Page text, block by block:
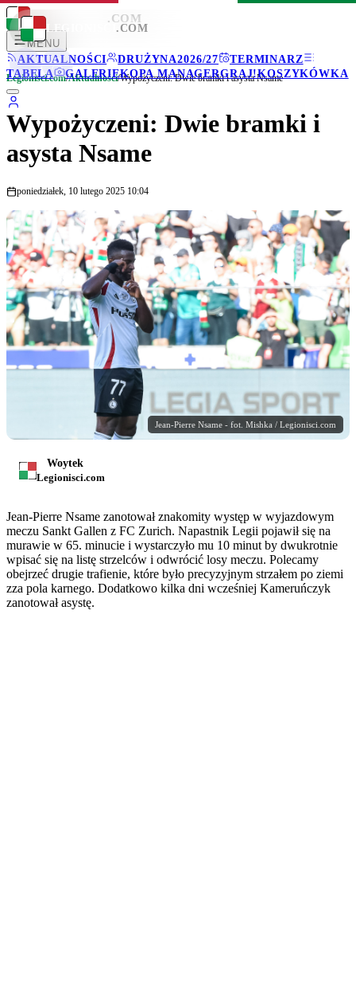
LEGIONISCI .COM
MENU
AKTUALNOŚCI
DRUŻYNA2026/27
TERMINARZ
TABELA
GALERIEKOPA MANAGERGRAJ!KOSZYKÓWKA
LEGIONISCI .COM
Legionisci.com/Aktualności/Wypożyczeni: Dwie bramki i asysta Nsame
Wypożyczeni: Dwie bramki i
asysta Nsame
poniedziałek, 10 lutego 2025 10:04
Jean-Pierre Nsame - fot. Mishka / Legionisci.com
Woytek
Legionisci.com
Jean-Pierre Nsame zanotował znakomity występ w wyjazdowym
meczu Sankt Gallen z FC Zurich. Napastnik Legii pojawił się na
murawie w 65. minucie i wystarczyło mu 10 minut by dwukrotnie
wpisać się na listę strzelców i odwrócić losy meczu. Polecamy
obejrzeć drugie trafienie, które było precyzyjnym strzałem po ziemi
zza pola karnego. Dodatkowo kilka dni wcześniej Kameruńczyk
zanotował asystę.